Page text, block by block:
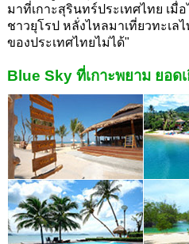
มาที่เกาะสุรินทร์ประเทศไทย เ
ชาวยุโรป หลั่งไหลมาเที่ยวทะเ
ของประเทศไทยไม่ได้"
Blue Sky ที่เกาะพยาม ยอด